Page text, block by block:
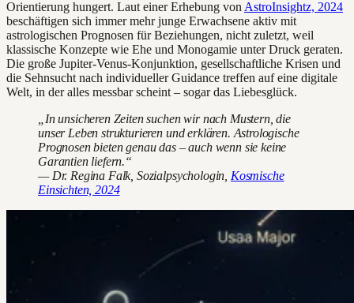
Orientierung hungert. Laut einer Erhebung von AstroInsightz, 2024
beschäftigen sich immer mehr junge Erwachsene aktiv mit
astrologischen Prognosen für Beziehungen, nicht zuletzt, weil
klassische Konzepte wie Ehe und Monogamie unter Druck geraten.
Die große Jupiter-Venus-Konjunktion, gesellschaftliche Krisen und
die Sehnsucht nach individueller Guidance treffen auf eine digitale
Welt, in der alles messbar scheint – sogar das Liebesglück.
„In unsicheren Zeiten suchen wir nach Mustern, die
unser Leben strukturieren und erklären. Astrologische
Prognosen bieten genau das – auch wenn sie keine
Garantien liefern.“
— Dr. Regina Falk, Sozialpsychologin, Kosmische
Einsichten, 2024